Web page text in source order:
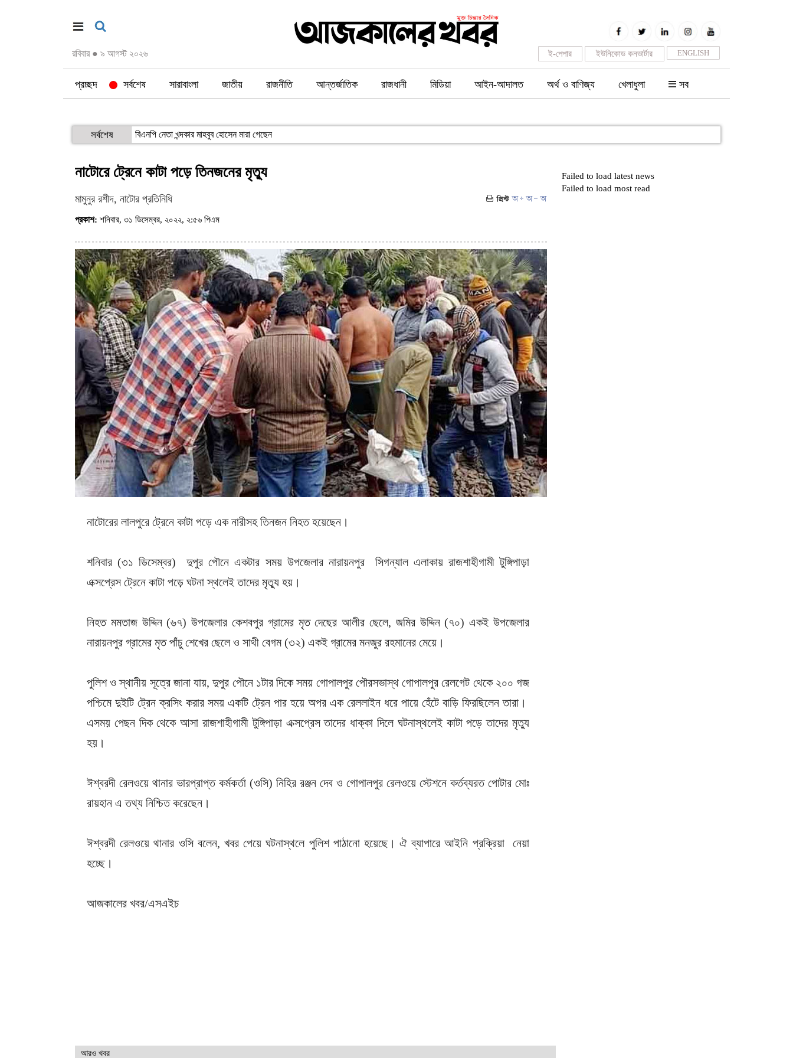
রবিবার ● ৯ আগস্ট ২০২৬ ENGLISH
ইউনিকোড কনভার্টার
ই-পেপার
প্রচ্ছদ সর্বশেষ সারাবাংলা জাতীয় রাজনীতি আন্তর্জাতিক রাজধানী মিডিয়া আইন-আদালত অর্থ ও বাণিজ্য খেলাধুলা সব
সর্বশেষ বিএনপি নেতা খন্দকার মাহবুব হোসেন মারা গেছেন
নাটোরে ট্রেনে কাটা পড়ে তিনজনের মৃত্যু
মামুনুর রশীদ, নাটোর প্রতিনিধি
প্রকাশ: শনিবার, ৩১ ডিসেম্বর, ২০২২, ২:৫৬ পিএম
নাটোরের লালপুরে ট্রেনে কাটা পড়ে এক নারীসহ তিনজন নিহত হয়েছেন।
শনিবার (৩১ ডিসেম্বর) দুপুর পৌনে একটার সময় উপজেলার নারায়নপুর সিগন্যাল এলাকায় রাজশাহীগামী টুঙ্গিপাড়া
এক্সপ্রেস ট্রেনে কাটা পড়ে ঘটনা স্থলেই তাদের মৃত্যু হয়।
নিহত মমতাজ উদ্দিন (৬৭) উপজেলার কেশবপুর গ্রামের মৃত দেছের আলীর ছেলে, জমির উদ্দিন (৭০) একই উপজেলার
নারায়নপুর গ্রামের মৃত পাঁচু শেখের ছেলে ও সাথী বেগম (৩২) একই গ্রামের মনজুর রহমানের মেয়ে।
পুলিশ ও স্থানীয় সূত্রে জানা যায়, দুপুর পৌনে ১টার দিকে সময় গোপালপুর পৌরসভাস্থ গোপালপুর রেলগেট থেকে ২০০ গজ
পশ্চিমে দুইটি ট্রেন ক্রসিং করার সময় একটি ট্রেন পার হয়ে অপর এক রেললাইন ধরে পায়ে হেঁটে বাড়ি ফিরছিলেন তারা।
এসময় পেছন দিক থেকে আসা রাজশাহীগামী টুঙ্গিপাড়া এক্সপ্রেস তাদের ধাক্কা দিলে ঘটনাস্থলেই কাটা পড়ে তাদের মৃত্যু
হয়।
ঈশ্বরদী রেলওয়ে থানার ভারপ্রাপ্ত কর্মকর্তা (ওসি) নিহির রঞ্জন দেব ও গোপালপুর রেলওয়ে স্টেশনে কর্তব্যরত পোটার মোঃ
রায়হান এ তথ্য নিশ্চিত করেছেন।
ঈশ্বরদী রেলওয়ে থানার ওসি বলেন, খবর পেয়ে ঘটনাস্থলে পুলিশ পাঠানো হয়েছে। ঐ ব্যাপারে আইনি প্রক্রিয়া নেয়া
হচ্ছে।
আজকালের খবর/এসএইচ
আরও খবর
Failed to load latest news
Failed to load most read